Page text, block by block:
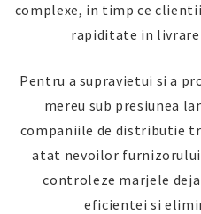
complexe, in timp ce
rapiditate in
Pentru a supravietui si a
mereu sub presiunea
companiile de distributie
atat nevoilor
controleze marjele
eficientei si